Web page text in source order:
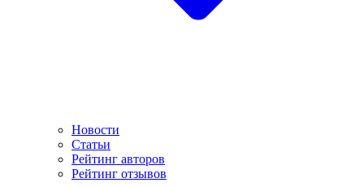
Новости
Статьи
Рейтинг авторов
Рейтинг отзывов